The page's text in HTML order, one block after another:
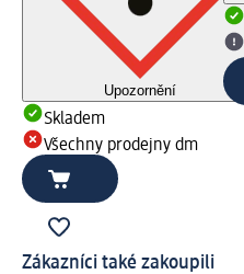
Upozornění
Skladem
Všechny prodejny dm
Zákazníci také zakoupili